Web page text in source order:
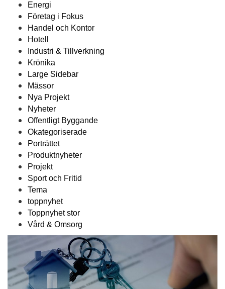
Energi
Företag i Fokus
Handel och Kontor
Hotell
Industri & Tillverkning
Krönika
Large Sidebar
Mässor
Nya Projekt
Nyheter
Offentligt Byggande
Okategoriserade
Porträttet
Produktnyheter
Projekt
Sport och Fritid
Tema
toppnyhet
Toppnyhet stor
Vård & Omsorg